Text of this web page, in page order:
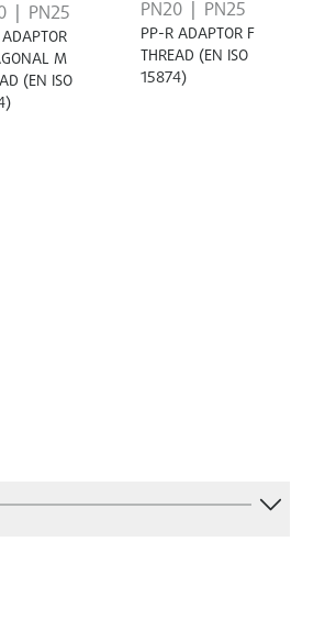
PN25
M
(EN ISO
PN20 PN25
PP-R ADAPTOR F
THREAD (EN ISO
15874)